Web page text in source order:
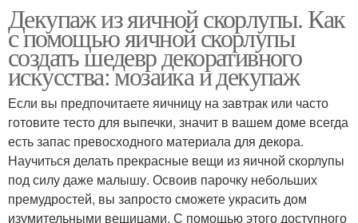
Декупаж из яичной скорлупы. Как
с помощью яичной скорлупы
создать шедевр декоративного
искусства: мозаика и декупаж
Если вы предпочитаете яичницу на завтрак или часто
готовите тесто для выпечки, значит в вашем доме всегда
есть запас превосходного материала для декора.
Научиться делать прекрасные вещи из яичной скорлупы
под силу даже малышу. Освоив парочку небольших
премудростей, вы запросто сможете украсить дом
изумительными вещицами. С помощью этого доступного